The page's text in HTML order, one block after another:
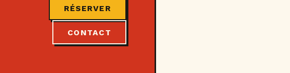
RÉSERVER
CONTACT